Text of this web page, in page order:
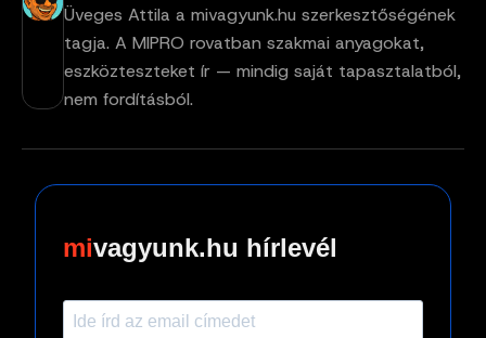
Üveges Attila a mivagyunk.hu szerkesztőségének
tagja. A MIPRO rovatban szakmai anyagokat,
eszközteszteket ír — mindig saját tapasztalatból,
nem fordításból.
vagyunk.hu hírlevél